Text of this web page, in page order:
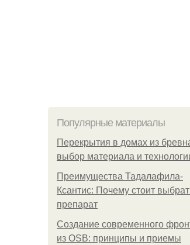
Популярные материалы
Перекрытия в домах из
выбор материала и
Преимущества Тадалафила-
Ксантис: Почему стоит
препарат
Создание современного
из OSB: принципы и приемы